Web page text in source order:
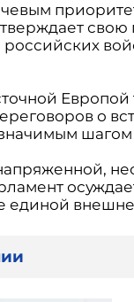
свою
Европой
о
шагом
единой